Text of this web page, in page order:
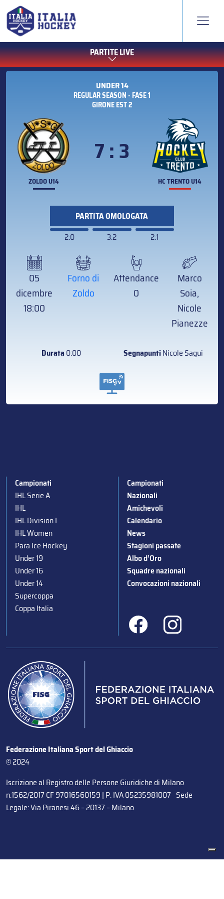
PARTITE LIVE
UNDER 14
REGULAR SEASON - FASE 1
GIRONE EST 2
ZOLDO U14
7 : 3
HC TRENTO U14
PARTITA OMOLOGATA
2:0
3:2 2:1
05
dicembre
18:00
Forno di
Zoldo
Attendance
0
Marco
Soia,
Nicole
Pianezze
Durata0:00 SegnapuntiNicole Sagui
Campionati
IHL Serie A
IHL
IHL Division I
IHL Women
Para Ice Hockey
Under 19
Under 16
Under 14
Supercoppa
Coppa Italia
Campionati
Nazionali
Amichevoli
Calendario
News
Stagioni passate
Albo d’Oro
Squadre nazionali
Convocazioni nazionali
Federazione Italiana Sport del Ghiaccio
© 2024
Iscrizione al Registro delle Persone Giuridiche di Milano
n.1562/2017 CF 97016560159 | P. IVA 05235981007 Sede
Legale: Via Piranesi 46 – 20137 – Milano